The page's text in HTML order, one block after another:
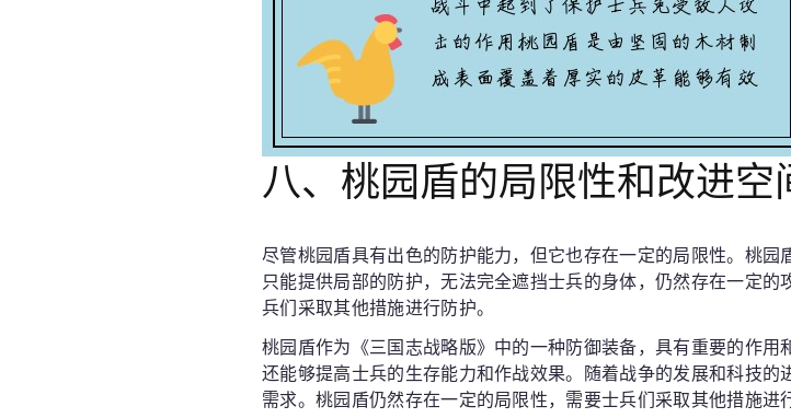
八、桃园盾的局限性和改进空
尽管桃园盾具有出色的防护能力，但它也存在一定的局限性。桃
只能提供局部的防护，无法完全遮挡士兵的身体，仍然存在一定
兵们采取其他措施进行防护。
桃园盾作为《三国志战略版》中的一种防御装备，具有重要的作用
还能够提高士兵的生存能力和作战效果。随着战争的发展和科技
需求。桃园盾仍然存在一定的局限性，需要士兵们采取其他措施进